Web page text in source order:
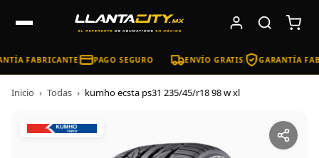
FABRICANTE PAGO SEGURO ENVÍO GRATIS GARANTÍA
Inicio › Todas › kumho ecsta ps31 235/45/r18 98 w xl